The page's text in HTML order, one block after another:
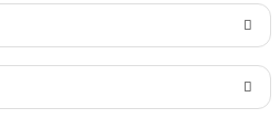
yorumu siz yapın!